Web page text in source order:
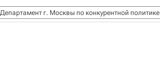
Департамент г. Москвы по конкурентной политике